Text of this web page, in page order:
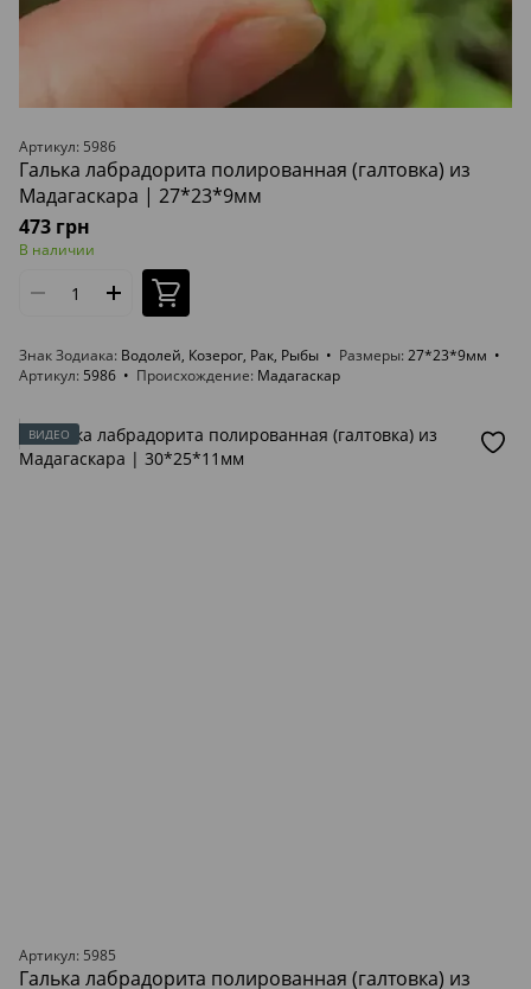
Артикул: 5986
Галька лабрадорита полированная (галтовка) из
Мадагаскара | 27*23*9мм
473 грн
В наличии
Знак Зодиака Водолей, Козерог, Рак, Рыбы Размеры 27*23*9мм
Артикул 5986 Происхождение Мадагаскар
ВИДЕО
Артикул: 5985
Галька лабрадорита полированная (галтовка) из